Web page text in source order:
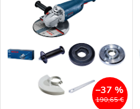
n
Najpredávanejšie
Abecedne
p
i
190,65 €
–37 %